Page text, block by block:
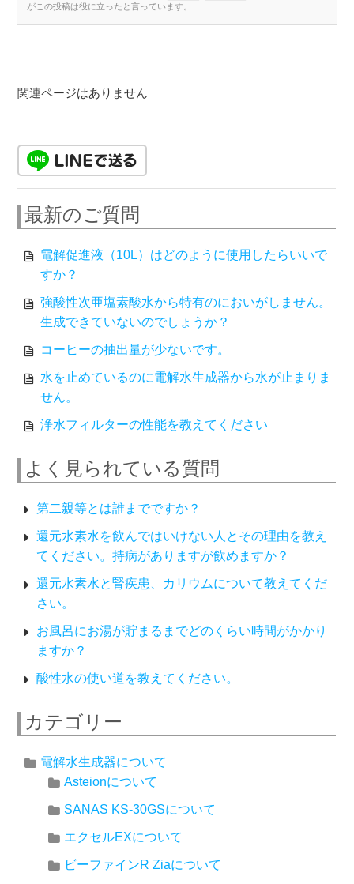
がこの投稿は役に立ったと言っています。
関連ページはありません
最新のご質問
電解促進液（10L）はどのように使用したらいいで
すか？
強酸性次亜塩素酸水から特有のにおいがしません。
生成できていないのでしょうか？
コーヒーの抽出量が少ないです。
水を止めているのに電解水生成器から水が止まりま
せん。
浄水フィルターの性能を教えてください
よく見られている質問
第二親等とは誰までですか？
還元水素水を飲んではいけない人とその理由を教え
てください。持病がありますが飲めますか？
還元水素水と腎疾患、カリウムについて教えてくだ
さい。
お風呂にお湯が貯まるまでどのくらい時間がかかり
ますか？
酸性水の使い道を教えてください。
カテゴリー
電解水生成器について
Asteionについて
SANAS KS-30GSについて
エクセルEXについて
ビーファインR Ziaについて